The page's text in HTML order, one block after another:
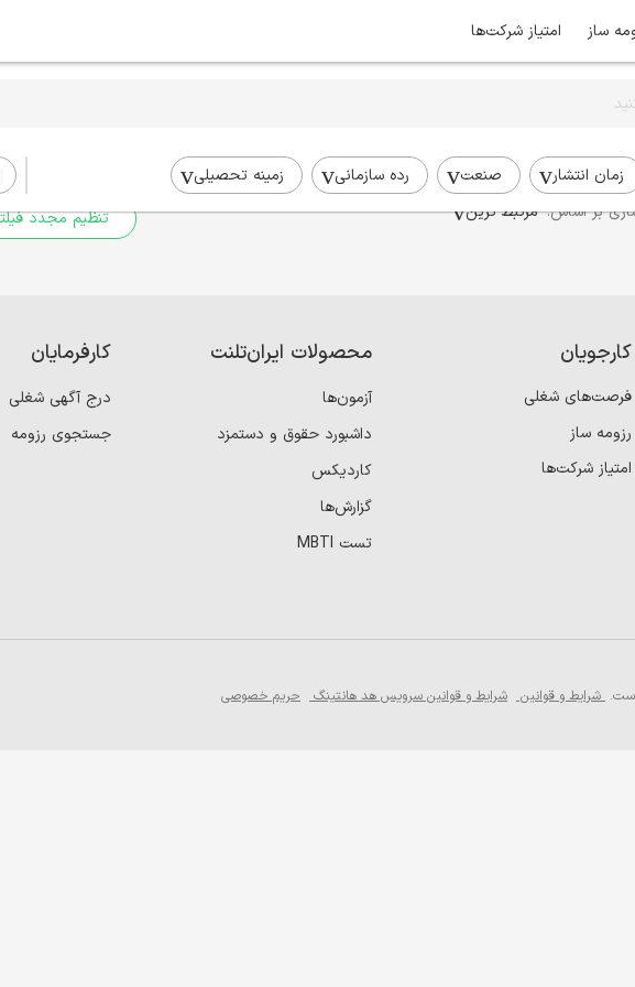
ساز امتیاز شرکت‌ها
زمان انتشار صنعت رده سازمانی زمینه تحصیلی
فعال کنید
بر اساس: مرتبط ترین
برای جستجوی جامع‌تر از فیلترهای
تنظیم مجدد
کارجویان
فرصت‌های شغلی
رزومه ساز
امتیاز شرکت‌ها
محصولات ایران‌تلنت
آزمون‌ها
داشبورد حقوق و دستمزد
کاردیکس
گزارش‌ها
تست MBTI
کارفرمایان
درج آگهی شغلی
جستجوی رزومه
شرایط و قوانین شرایط و قوانین سرویس هد هانتینگ حریم خصوصی